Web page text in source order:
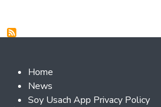
Footer 2
Home
News
Soy Usach App Privacy Policy